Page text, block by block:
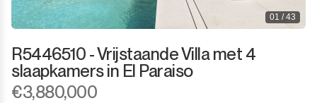
Sotogrande Costa
Sotogrande Marina
Sotogrande Puerto
01 / 43
R5446510 - Vrijstaande Villa met 4
slaapkamers in El Paraiso
€3,880,000